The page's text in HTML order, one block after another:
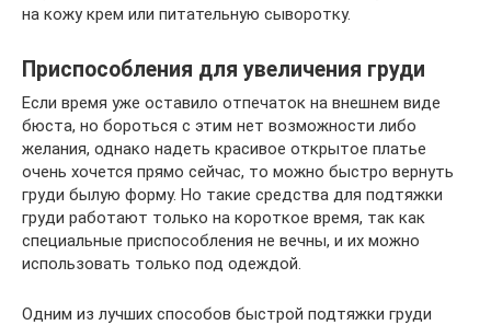
на кожу крем или питательную сыворотку.
Приспособления для увеличения груди
Если время уже оставило отпечаток на внешнем виде
бюста, но бороться с этим нет возможности либо
желания, однако надеть красивое открытое платье
очень хочется прямо сейчас, то можно быстро вернуть
груди былую форму. Но такие средства для подтяжки
груди работают только на короткое время, так как
специальные приспособления не вечны, и их можно
использовать только под одеждой.
Одним из лучших способов быстрой подтяжки груди